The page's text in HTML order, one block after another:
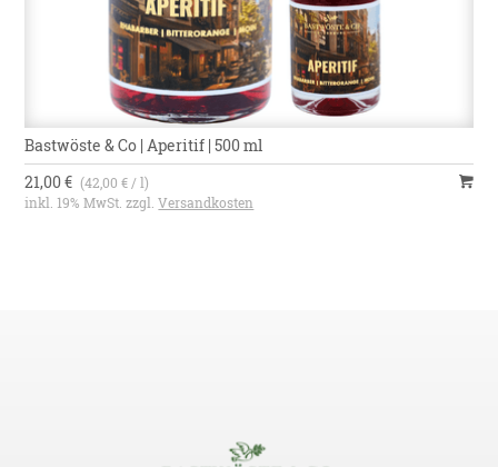
Bastwöste & Co | Aperitif | 500 ml
21,00 € (42,00 € / l)
inkl. 19% MwSt. zzgl.Versandkosten